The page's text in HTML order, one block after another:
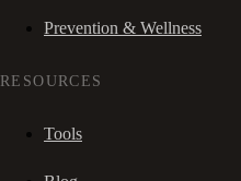
Prevention & Wellness
RESOURCES
Tools